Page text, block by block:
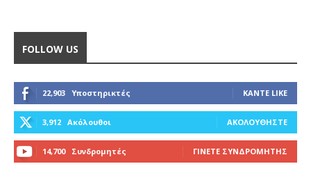
FOLLOW US
22,903 Υποστηρικτές ΚΆΝΤΕ LIKE
3,912 Ακόλουθοι ΑΚΟΛΟΥΘΉΣΤΕ
14,700 Συνδρομητές ΓΊΝΕΤΕ ΣΥΝΔΡΟΜΗΤΉΣ